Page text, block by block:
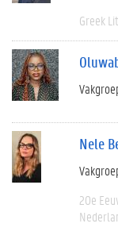
Greek
Nele
20e